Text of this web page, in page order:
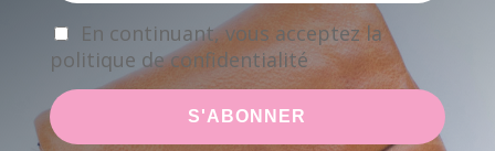
En continuant, vous acceptez la
politique de confidentialité